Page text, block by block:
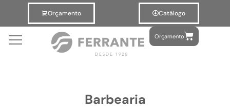
Orçamento Catálogo
Orçamento
Barbearia